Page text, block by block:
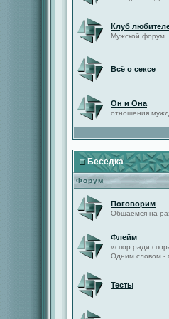
Клуб
Мужской форум
Всё о сексе
Он и Она
отношения
Беседка
Форум
Поговорим
Общаемся на
Флейм
«спор ради
Одним словом -
Тесты